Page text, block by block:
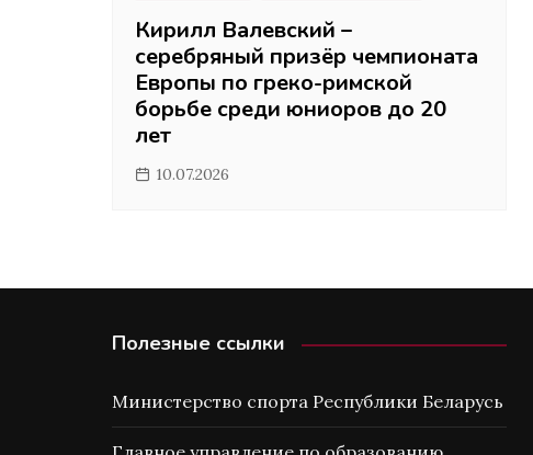
Кирилл Валевский –
серебряный призёр чемпионата
Европы по греко-римской
борьбе среди юниоров до 20
лет
10.07.2026
Полезные ссылки
Министерство спорта Республики Беларусь